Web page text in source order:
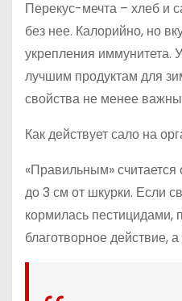
Перекус-мечта – хлеб и
без нее. Калорийно, но
укрепления иммунитета.
лучшим продуктам для
свойства не менее
Как действует сало на
«Правильным»
до 3 см от шкурки. Если
кормилась пестицидами,
благотворное действие,